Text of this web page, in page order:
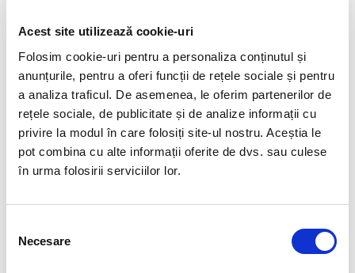
Acest site utilizează cookie-uri
Folosim cookie-uri pentru a personaliza conținutul și
anunțurile, pentru a oferi funcții de rețele sociale și pentru
a analiza traficul. De asemenea, le oferim partenerilor de
rețele sociale, de publicitate și de analize informații cu
privire la modul în care folosiți site-ul nostru. Aceștia le
pot combina cu alte informații oferite de dvs. sau culese
în urma folosirii serviciilor lor.
consimțământului
Necesare
voluptatem sequi nesciunt. Neque porro quisquam
DOWNLOAD
SHOWROOM CARD